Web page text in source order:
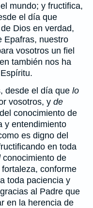
mundo; y fructifica,
el día que
Dios en verdad,
Epafras, nuestro
vosotros un fiel
también nos ha
desde el día que lo
vosotros, y de
conocimiento de
y entendimiento
es digno del
en toda
conocimiento de
conforme
toda paciencia y
al Padre que
en la herencia de